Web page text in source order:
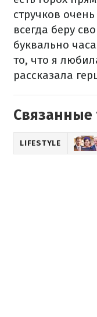
стручков
всегда беру
буквально
то, что я
рассказала
Связанные
LIFESTYLE